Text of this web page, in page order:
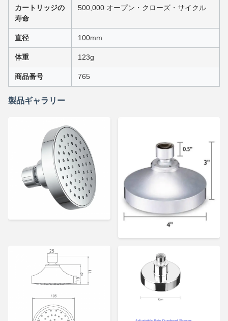
カートリッジの
寿命
500,000 オープン・クローズ・サイクル
直径 100mm
体重 123g
商品番号 765
製品ギャラリー